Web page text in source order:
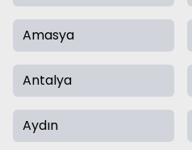
Amasya
Antalya
Aydın